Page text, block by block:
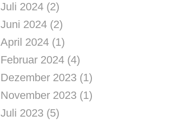
Juli 2024 (2)
Juni 2024 (2)
April 2024 (1)
Februar 2024 (4)
Dezember 2023 (1)
November 2023 (1)
Juli 2023 (5)